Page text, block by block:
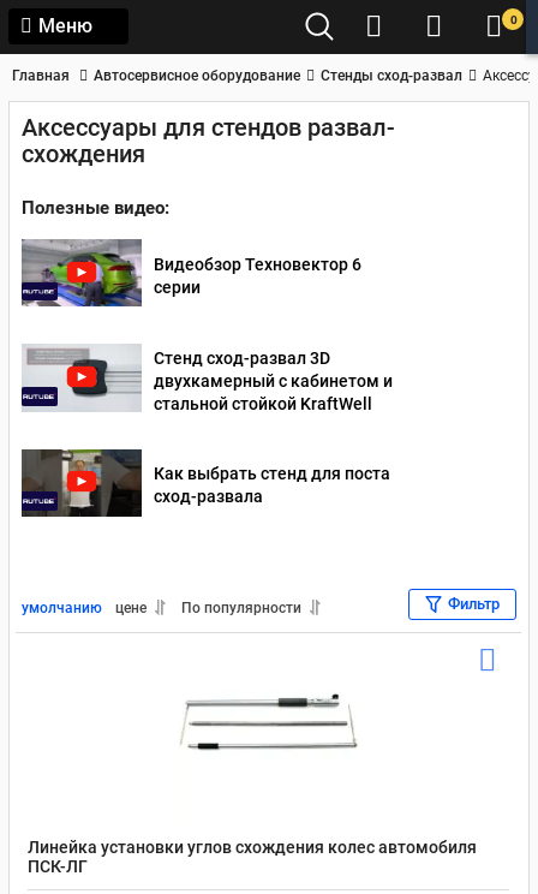
Меню 0
Главная Автосервисное оборудование Стенды сход-развал
Аксессуары для стендов развал-
схождения
Полезные видео:
Видеобзор Техновектор 6
серии
Стенд сход-развал 3D
двухкамерный с кабинетом и
стальной стойкой KraftWell
Как выбрать стенд для поста
сход-развала
умолчанию цене По популярности Фильтр
Линейка установки углов схождения колес автомобиля
ПСК-ЛГ